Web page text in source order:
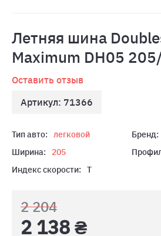
Летняя шина
Maximum DH05
Оставить отзыв
Артикул: 71366
Тип авто: легковой Бренд:
Ширина:
205
Индекс скорости:
T
2 204
2 138 ₴